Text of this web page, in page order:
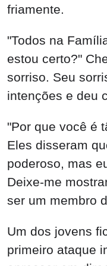
friamente.
"Todos na
estou certo?"
sorriso. Seu
intenções e deu
"Por que você é
Eles disseram
poderoso, mas
Deixe-me
ser um membro
Um dos jovens
primeiro ataque